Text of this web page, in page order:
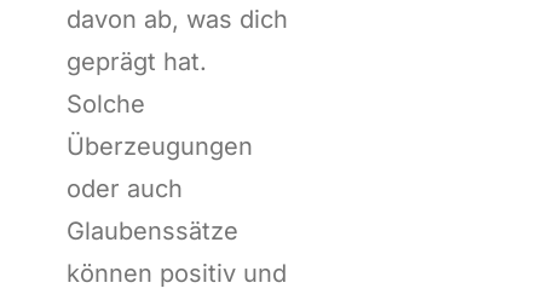
davon ab, was dich
geprägt hat.
Solche
Überzeugungen
oder auch
Glaubenssätze
können positiv und